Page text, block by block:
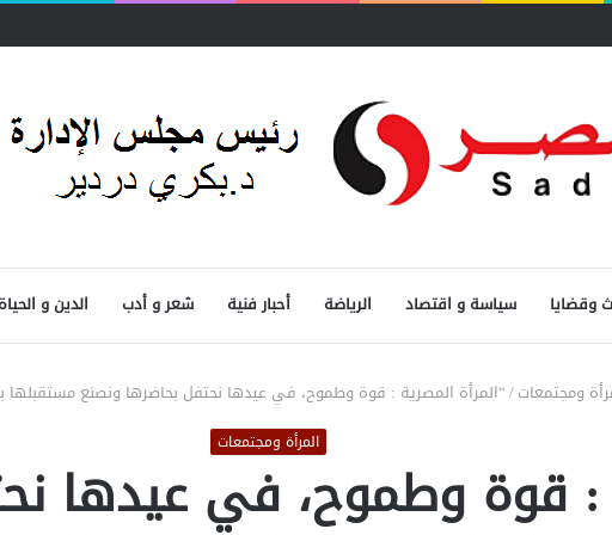
وقضايا سياسة و اقتصاد الرياضة أحبار فنية شعر و أدب الدين و الحياة
ومجتمعات/“المرأة المصرية : قوة وطموح، في عيدها نحتفل بحاضرها ونصنع مستقبلها
المرأة ومجتمعات
: قوة وطموح، في عيدها